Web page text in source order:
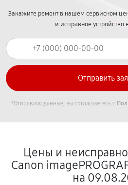
Закажите ремонт в нашем сервисном
и исправное устройство
*Отправляя данные, вы соглашаетесь с
Цены и
Canon
на